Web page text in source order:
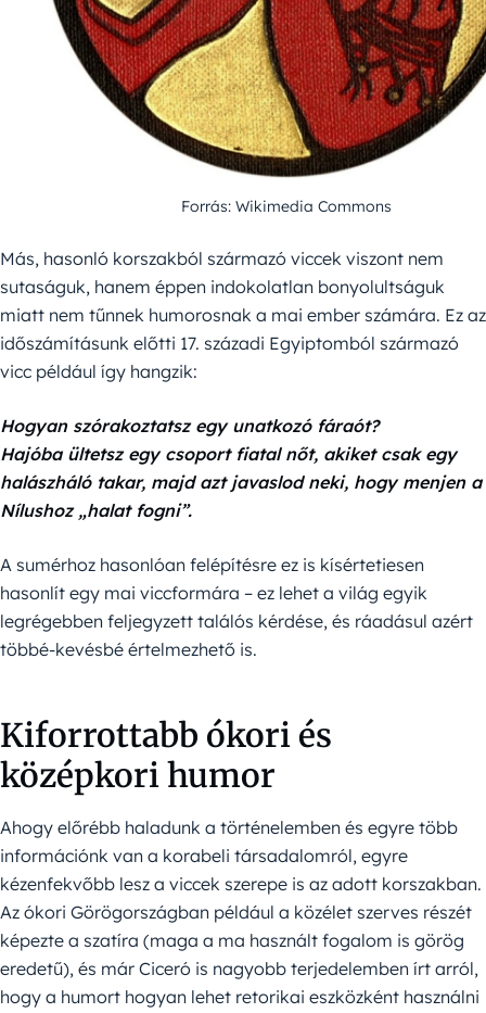
Forrás: Wikimedia Commons
Más, hasonló korszakból származó viccek viszont nem
sutaságuk, hanem éppen indokolatlan bonyolultságuk
miatt nem tűnnek humorosnak a mai ember számára. Ez az
időszámításunk előtti 17. századi Egyiptomból származó
vicc például így hangzik:
Hogyan szórakoztatsz egy unatkozó fáraót?
Hajóba ültetsz egy csoport fiatal nőt, akiket csak egy
halászháló takar, majd azt javaslod neki, hogy menjen a
Nílushoz „halat fogni”.
A sumérhoz hasonlóan felépítésre ez is kísértetiesen
hasonlít egy mai viccformára – ez lehet a világ egyik
legrégebben feljegyzett találós kérdése, és ráadásul azért
többé-kevésbé értelmezhető is.
Kiforrottabb ókori és
középkori humor
Ahogy előrébb haladunk a történelemben és egyre több
információnk van a korabeli társadalomról, egyre
kézenfekvőbb lesz a viccek szerepe is az adott korszakban.
Az ókori Görögországban például a közélet szerves részét
képezte a szatíra (maga a ma használt fogalom is görög
eredetű), és már Ciceró is nagyobb terjedelemben írt arról,
hogy a humort hogyan lehet retorikai eszközként használni